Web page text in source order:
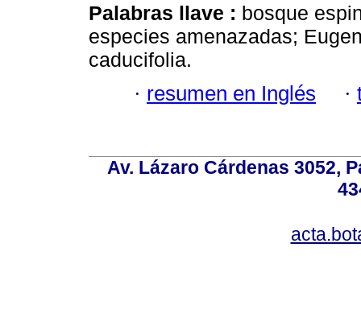
Palabras llave : bosque
especies amenazadas;
caducifolia.
· resumen en Inglés ·
Av. Lázaro Cárdenas 3052,